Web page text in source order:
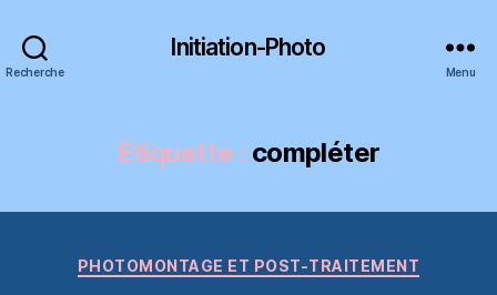
Recherche
Initiation-Photo
Menu
Étiquette : compléter
Catégories
PHOTOMONTAGE ET POST-TRAITEMENT